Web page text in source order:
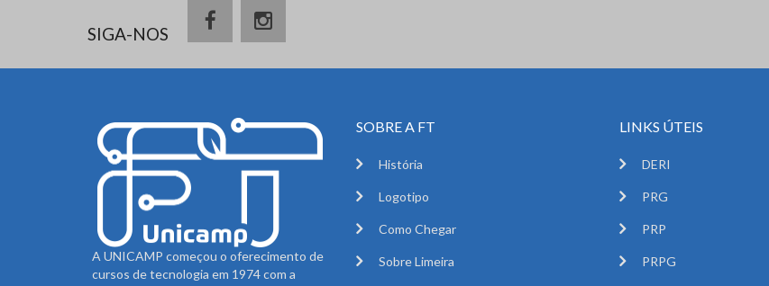
SIGA-NOS
A UNICAMP começou o oferecimento de
cursos de tecnologia em 1974 com a
SOBRE A FT
História
Logotipo
Como Chegar
Sobre Limeira
LINKS ÚTEIS
DERI
PRG
PRP
PRPG